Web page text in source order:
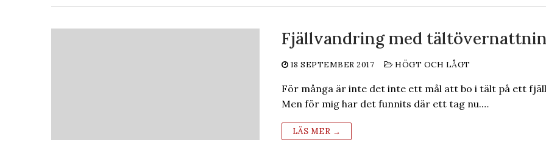
Fjällvandring med
18 SEPTEMBER 2017 HÖGT OCH LÅGT
För många är inte det inte ett mål att bo i tält på ett
Men för mig har det funnits där ett tag nu.…
LÄS MER →